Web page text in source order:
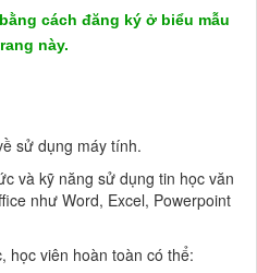
bằng cách đăng ký ở biểu mẫu
này.
sử dụng máy tính.
và kỹ năng sử dụng tin học văn
như Word, Excel, Powerpoint
học viên hoàn toàn có thể: